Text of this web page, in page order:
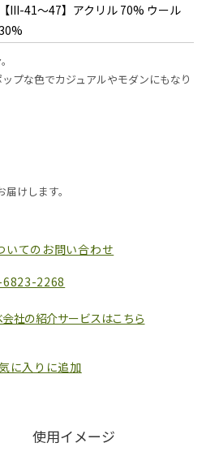
【III-41〜47】アクリル 70% ウール
プな色でカジュアルやモダンにもなり
けします。
いてのお問い合わせ
2268
社の紹介サービスはこちら
に入りに追加
使用イメージ